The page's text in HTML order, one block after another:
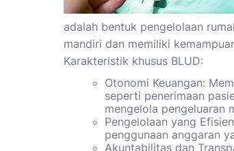
adalah bentuk pengelolaan
mandiri dan memiliki
Karakteristik khusus BLUD:
Otonomi Keuangan:
seperti penerimaan
mengelola pengeluaran
Pengelolaan yang
penggunaan anggaran
Akuntabilitas dan